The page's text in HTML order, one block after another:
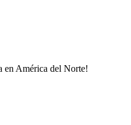
en América del Norte!